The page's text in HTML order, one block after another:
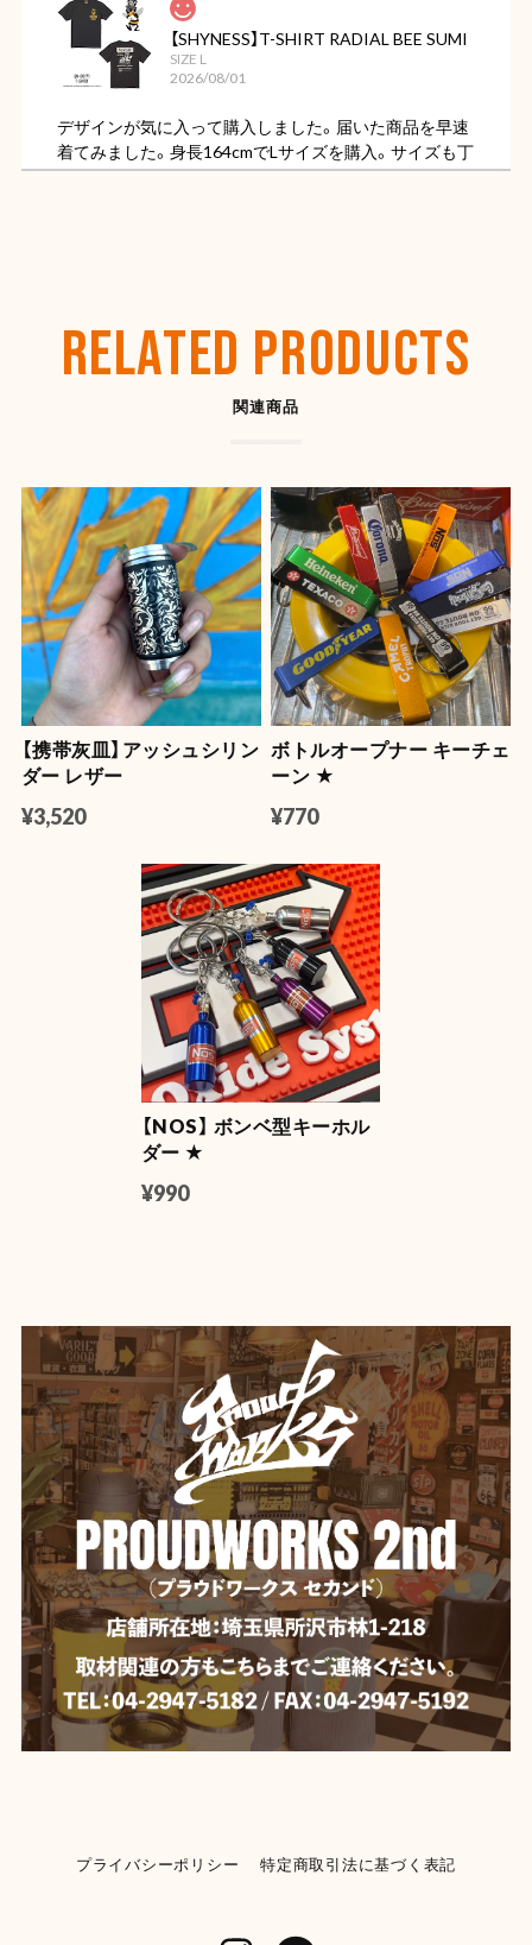
【SHYNESS】T-SHIRT RADIAL BEE SUMI
SIZE L
2026/08/01
デザインが気に入って購入しました。届いた商品を早速
着てみました。身長164cmでLサイズを購入。サイズも丁
度よく色もただの黒ではなくちょっと色褪せた様なビン
2026/07/26
とても良い感じです。ありがとうございました。また機
会があれば是非宜しくお願いします。
【OLD SPICE】オールドスパイス フレグランスバー(スティック型) 50ml
キャプテン
2026/07/22
NASA LUMA ZIP【蓄光】
2026/06/08
マスタード
2026/06/04
2026/06/04
2026/06/04
【Mercury】マーキュリー スタッキングマグ ★
イエロー
2026/06/04
いつも迅速な発送、丁寧な梱包。 ありがとうございま
す。
YELLOW
2026/06/04
RELATED PRODUCTS
関連商品
【携帯灰皿】アッシュシリン
ダー レザー
¥3,520
ボトルオープナー キーチェ
ーン ★
¥770
【NOS】 ボンベ型キーホル
ダー ★
¥990
プライバシーポリシー 特定商取引法に基づく表記